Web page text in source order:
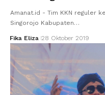
Amanat.id - Tim KKN reguler
Singorojo Kabupaten…
Fika Eliza 28 Oktober 2019